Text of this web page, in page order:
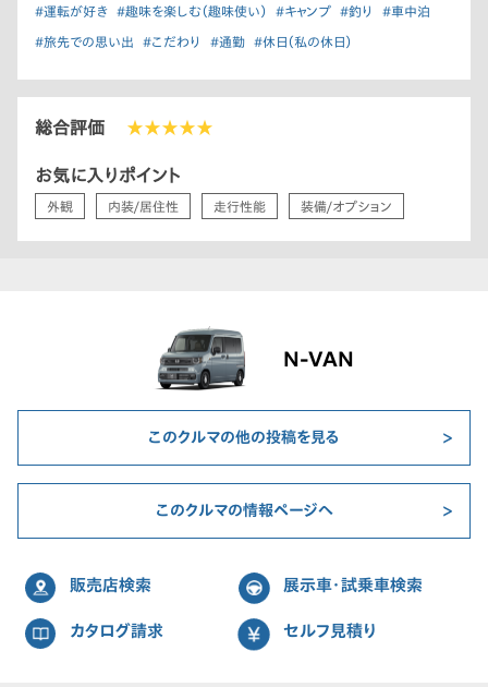
#運転が好き #趣味を楽しむ（趣味使い） #キャンプ #釣り #車中泊
#旅先での思い出 #こだわり #通勤 #休日（私の休日）
総合評価 ★★★★★
お気に入りポイント
外観 内装/居住性 走行性能 装備/オプション
N-VAN
このクルマの他の投稿を見る
このクルマの情報ページへ
販売店検索 展示車・試乗車検索
カタログ請求 セルフ見積り